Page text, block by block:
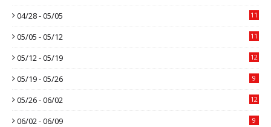
04/28 - 05/05 11
05/05 - 05/12 11
05/12 - 05/19 12
05/19 - 05/26 9
05/26 - 06/02 12
06/02 - 06/09 9